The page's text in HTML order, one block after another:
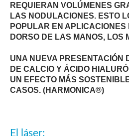
REQUIERAN VOLÚMENES
LAS NODULACIONES. ESTO
POPULAR EN
DORSO DE LAS MANOS, LOS
UNA NUEVA PRESENTACIÓN
DE CALCIO Y ÁCIDO
UN EFECTO MÁS
CASOS. (HARMONICA®)
El láser: